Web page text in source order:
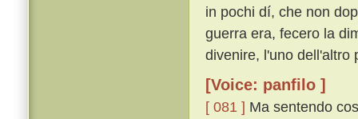
in pochi dí, che non
guerra era, fecero la
divenire, l'uno dell'altro
[Voice: panfilo ]
[ 081 ] Ma sentendo